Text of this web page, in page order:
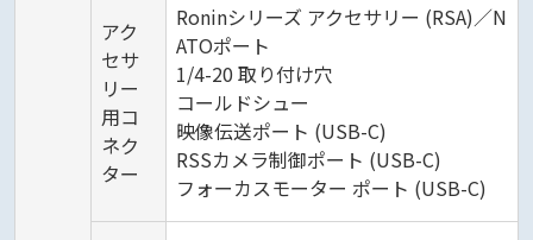
アク
セサ
リー
用コ
ネク
ター
Roninシリーズ アクセサリー (RSA)／N
ATOポート
1/4-20 取り付け穴
‌コールドシュー
映像伝送ポート (USB-C)
RSSカメラ制御ポート (USB-C)
フォーカスモーター ポート (USB-C)